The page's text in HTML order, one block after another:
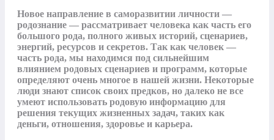
Новое направление в саморазвитии личности —
родознание — рассматривает человека как часть его
большого рода, полного живых историй, сценариев,
энергий, ресурсов и секретов. Так как человек —
часть рода, мы находимся под сильнейшим
влиянием родовых сценариев и программ, которые
определяют очень многое в нашей жизни. Некоторые
люди знают список своих предков, но далеко не все
умеют использовать родовую информацию для
решения текущих жизненных задач, таких как
деньги, отношения, здоровье и карьера.